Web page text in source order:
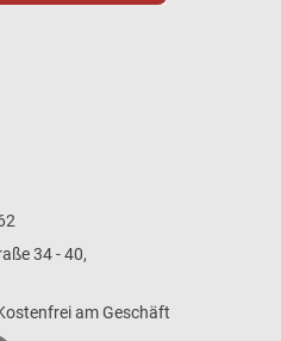
34 - 40,
am Geschäft